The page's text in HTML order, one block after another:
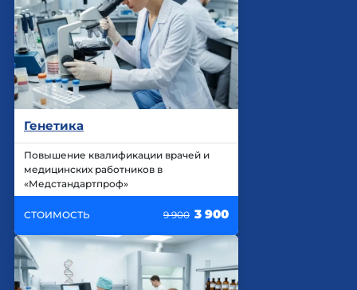
Генетика
Повышение квалификации врачей и
медицинских работников в
«Медстандартпроф»
СТОИМОСТЬ 9 900 3 900